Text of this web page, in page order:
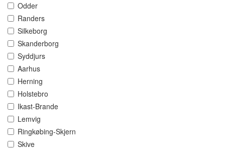
Odder
Randers
Silkeborg
Skanderborg
Syddjurs
Aarhus
Herning
Holstebro
Ikast-Brande
Lemvig
Ringkøbing-Skjern
Skive